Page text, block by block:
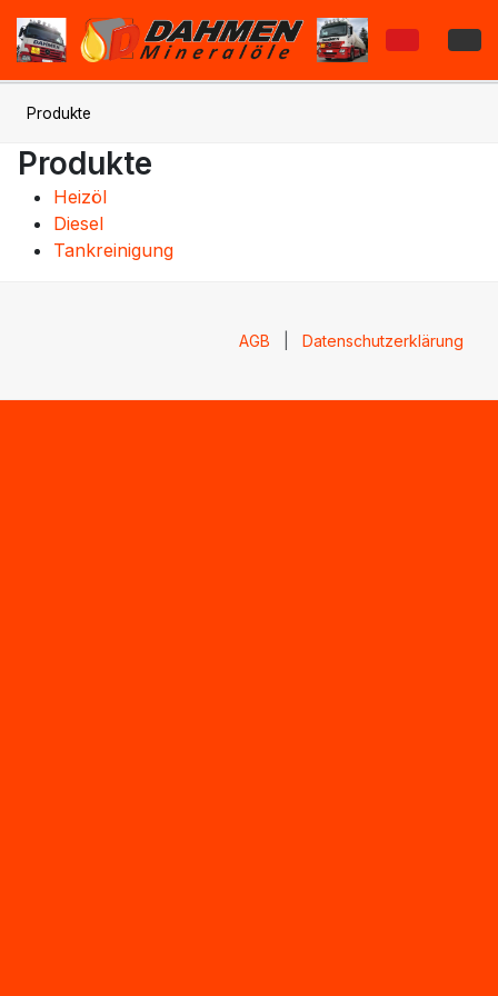
Produkte
Produkte
Heizöl
Diesel
Tankreinigung
AGB Datenschutzerklärung